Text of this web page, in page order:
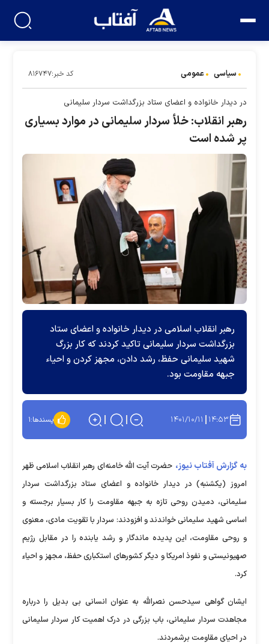
سیاسی عمومی کد خبر:۸۱۶۷۴۷
در دیدار خانواده و اعضای ستاد بزرگداشت سردار سلیمانی
رهبر انقلاب: خلأ سردار سلیمانی در موارد بسیاری
پر شده است
رهبر انقلاب اسلامی در دیدار خانواده و اعضای ستاد
بزرگداشت سردار سلیمانی تاکید کردند که کار بزرگ
شهید سلیمانی حفظ، رشد دادن، مجهز کردن و احیاء
جبهه مقاومت بود.
۱۴:۵۳ ۱۴۰۱/۱۰/۱۱ پسندها:۱
به گزارش آفتاب نیوز، حضرت آیت الله خامنه‌ای رهبر انقلاب اسلامی ظهر
امروز (یکشنبه) در دیدار خانواده و اعضای ستاد بزرگداشت سردار
سلیمانی، دمیدن روحی تازه به جبهه مقاومت را کار بسیار برجسته و
اساسی شهید سلیمانی خواندند و افزودند: سردار با تقویت مادی، معنوی
و روحی مقاومت، این پدیده ماندگار و رشد یابنده را در مقابل رژیم
صهیونیستی و نفوذ امریکا و دیگر کشور‌های استکباری حفظ، مجهز و احیاء
کرد.
ایشان گواهی سیدحسن نصرالله به عنوان انسانی بی بدیل را درباره
مجاهدت سردار سلیمانی، باب بزرگی در درک اهمیت کار سردار سلیمانی
در احیای مقاومت برشمردند.